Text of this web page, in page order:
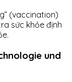
(vaccination)
sức khỏe định
und